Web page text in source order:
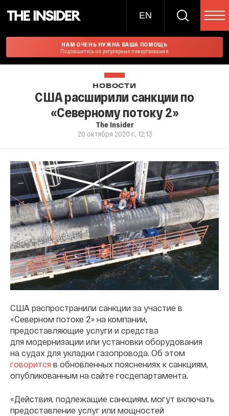
EN
НАМ ОЧЕНЬ НУЖНА ВАША ПОМОЩЬ
Подпишитесь на регулярные пожертвования
НОВОСТИ
США расширили санкции по
«Северному потоку 2»
The Insider
20 октября 2020 г., 12:13
США распространили санкции за участие в
«Северном потоке 2» на компании,
предоставляющие услуги и средства
для модернизации или установки оборудования
на судах для укладки газопровода. Об этом
говорится в обновленных пояснениях к санкциям,
опубликованным на сайте госдепартамента.
«Действия, подлежащие санкциям, могут включать
предоставление услуг или мощностей